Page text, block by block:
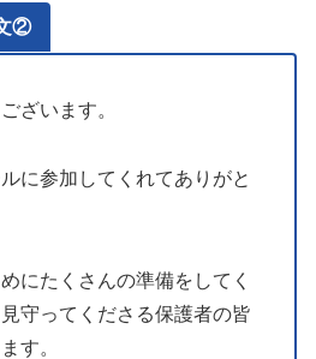
②
ざいます。
に参加してくれてありがと
にたくさんの準備をしてく
守ってくださる保護者の皆
す。